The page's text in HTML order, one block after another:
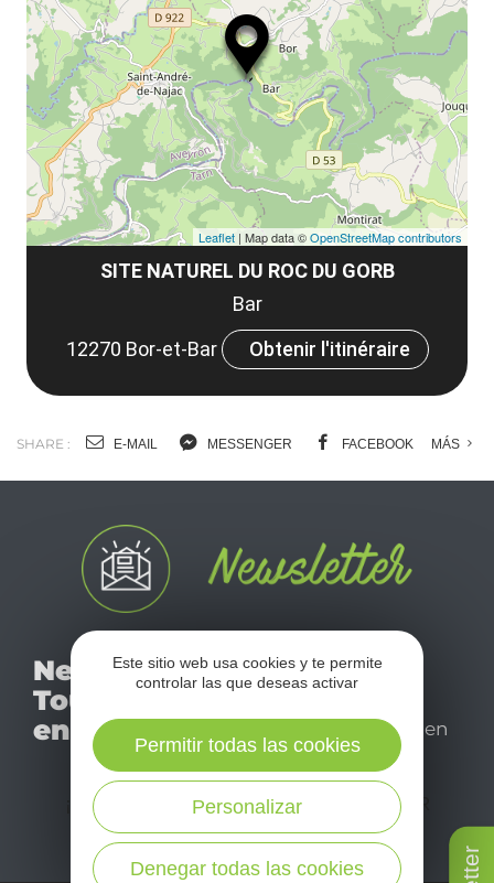
SITE NATUREL DU ROC DU GORB
Bar
12270 Bor-et-Bar
Obtenir l'itinéraire
Leaflet | Map data ©OpenStreetMap contributors
SHARE : E-MAIL MESSENGER FACEBOOK MÁS
Newsletter
Tourismo
en Aveyron
mensual newsletter y
disfrutar de su estancia en
el Aveyron.
¡SUSCRÍBASE A NUESTRO NEWSLETTER
Este sitio web usa cookies y te permite
controlar las que deseas activar
Denegar todas las cookies
Personalizar
Permitir todas las cookies